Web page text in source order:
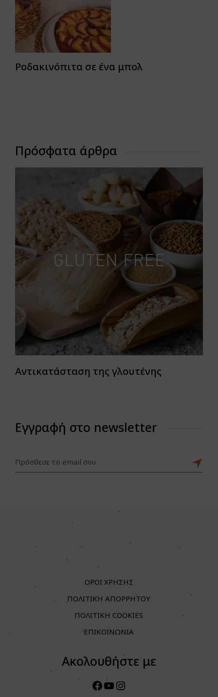
Ροδακινόπιτα σε ένα μπολ
Πρόσφατα άρθρα
Αντικατάσταση της γλουτένης
Εγγραφή στο newsletter
ΟΡΟΙ ΧΡΗΣΗΣ
ΠΟΛΙΤΙΚΗ ΑΠΟΡΡΗΤΟΥ
ΠΟΛΙΤΙΚΗ COOKIES
ΕΠΙΚΟΙΝΩΝΙΑ
Ακολουθήστε με
Facebook
YouTube
Instagram